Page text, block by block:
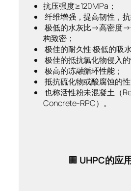
抗压强度≥120MPa；
纤维增强，提高韧性，
极低的水灰比→高密度
构致密；
极佳的耐久性·极低的吸
极佳的抵抗氯化物侵入的
极高的冻融循环性能；
抵抗硫化物或酸腐蚀的性
也称活性粉未混凝土（
Concrete-RPC）。
🏢 UHPC的应